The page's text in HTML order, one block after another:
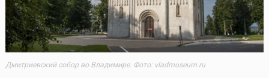
Дмитриевский собор во Владимире. Фото: vladmuseum.ru